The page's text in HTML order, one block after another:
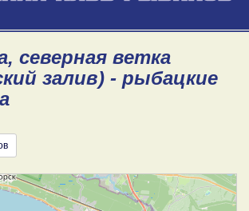
северная ветка
залив) - рыбацкие